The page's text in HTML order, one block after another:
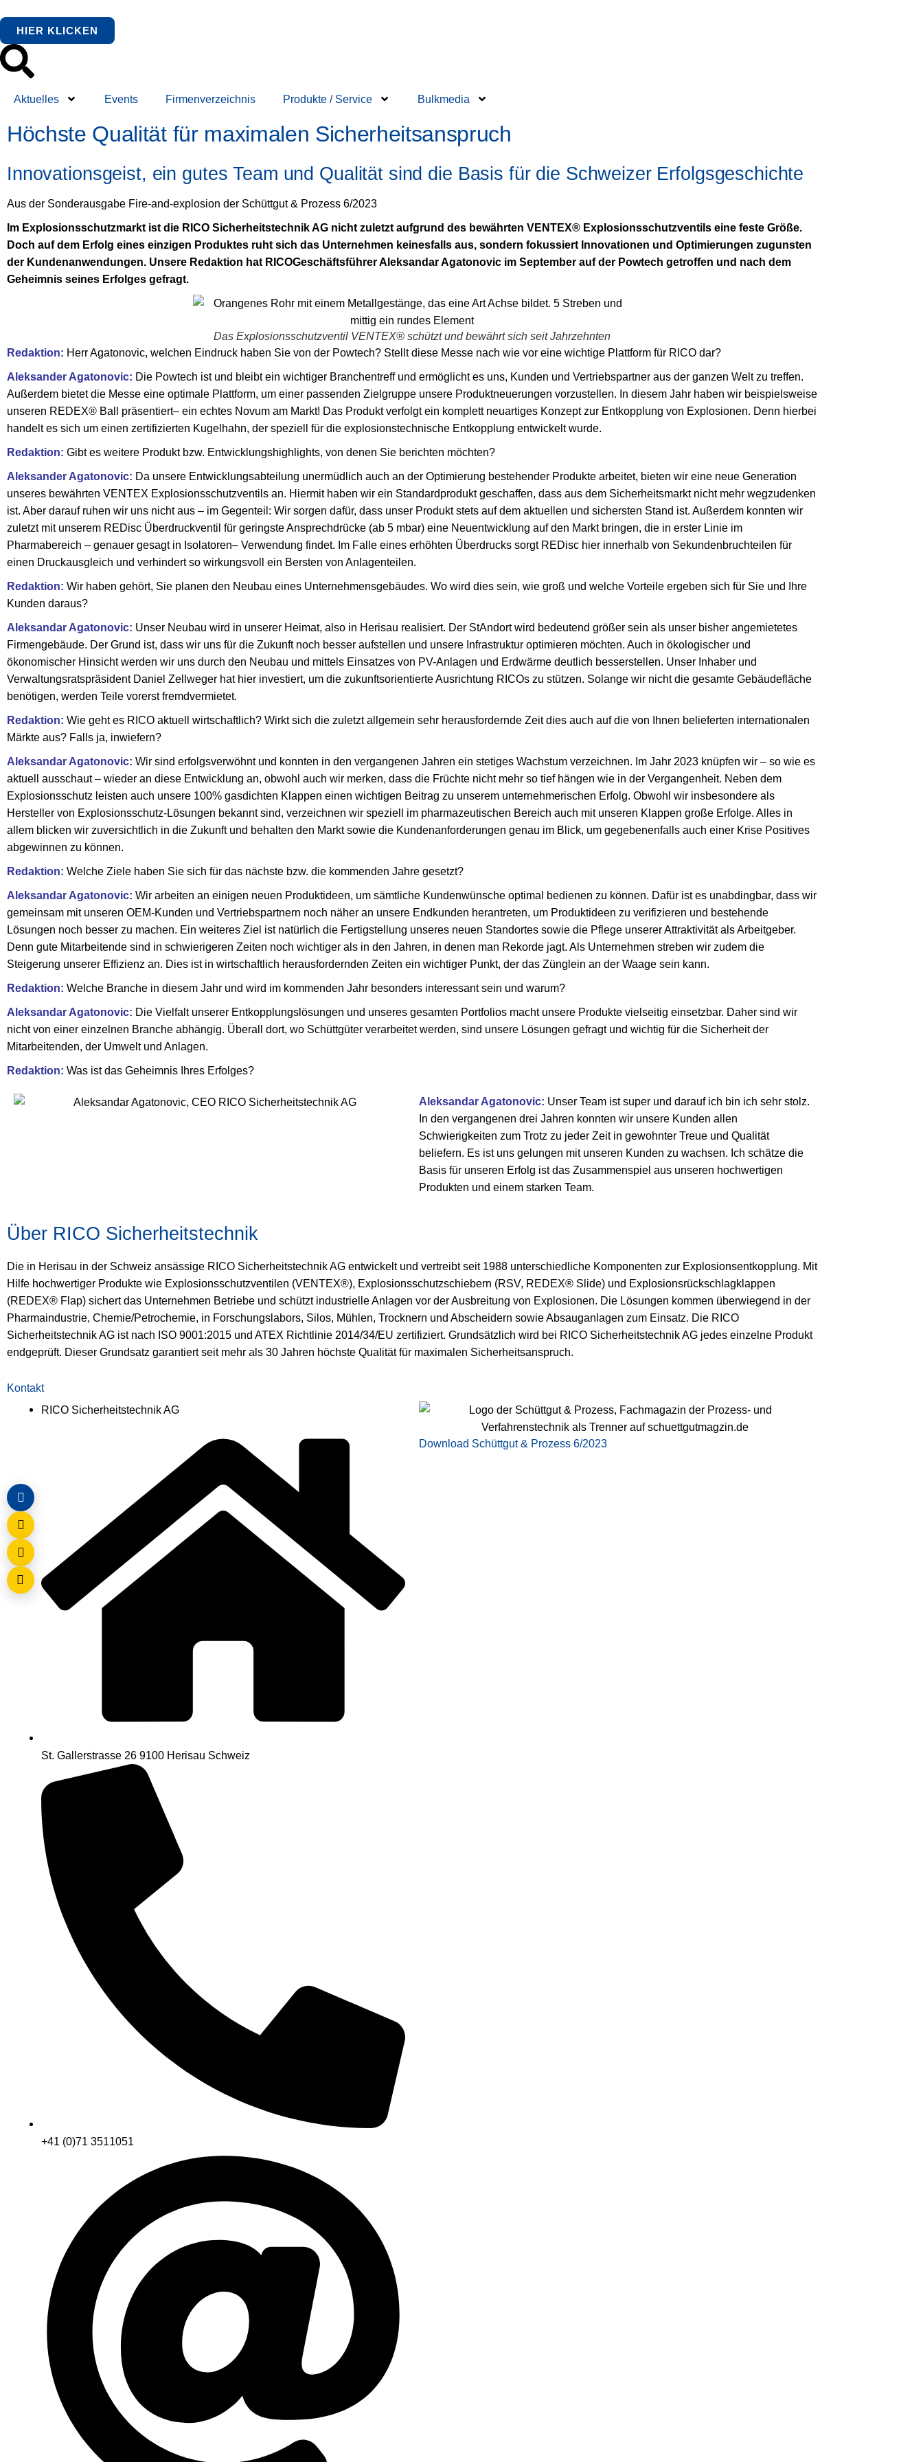
HIER KLICKEN
Aktuelles Events Firmenverzeichnis Produkte / Service Bulkmedia
Höchste Qualität für maximalen Sicherheitsanspruch
Innovationsgeist, ein gutes Team und Qualität sind die Basis für die Schweizer Erfolgsgeschichte
Aus der Sonderausgabe Fire-and-explosion der Schüttgut & Prozess 6/2023
Im Explosionsschutzmarkt ist die RICO Sicherheitstechnik AG nicht zuletzt aufgrund des bewährten VENTEX® Explosionsschutzventils eine feste Größe.
Doch auf dem Erfolg eines einzigen Produktes ruht sich das Unternehmen keinesfalls aus, sondern fokussiert Innovationen und Optimierungen zugunsten
der Kundenanwendungen. Unsere Redaktion hat RICOGeschäftsführer Aleksandar Agatonovic im September auf der Powtech getroffen und nach dem
Geheimnis seines Erfolges gefragt.
Das Explosionsschutzventil VENTEX® schützt und bewährt sich seit Jahrzehnten
Redaktion: Herr Agatonovic, welchen Eindruck haben Sie von der Powtech? Stellt diese Messe nach wie vor eine wichtige Plattform für RICO dar?
Aleksander Agatonovic: Die Powtech ist und bleibt ein wichtiger Branchentreff und ermöglicht es uns, Kunden und Vertriebspartner aus der ganzen Welt zu treffen.
Außerdem bietet die Messe eine optimale Plattform, um einer passenden Zielgruppe unsere Produktneuerungen vorzustellen. In diesem Jahr haben wir beispielsweise
unseren REDEX® Ball präsentiert– ein echtes Novum am Markt! Das Produkt verfolgt ein komplett neuartiges Konzept zur Entkopplung von Explosionen. Denn hierbei
handelt es sich um einen zertifizierten Kugelhahn, der speziell für die explosionstechnische Entkopplung entwickelt wurde.
Redaktion: Gibt es weitere Produkt bzw. Entwicklungshighlights, von denen Sie berichten möchten?
Aleksander Agatonovic: Da unsere Entwicklungsabteilung unermüdlich auch an der Optimierung bestehender Produkte arbeitet, bieten wir eine neue Generation
unseres bewährten VENTEX Explosionsschutzventils an. Hiermit haben wir ein Standardprodukt geschaffen, dass aus dem Sicherheitsmarkt nicht mehr wegzudenken
ist. Aber darauf ruhen wir uns nicht aus – im Gegenteil: Wir sorgen dafür, dass unser Produkt stets auf dem aktuellen und sichersten Stand ist. Außerdem konnten wir
zuletzt mit unserem REDisc Überdruckventil für geringste Ansprechdrücke (ab 5 mbar) eine Neuentwicklung auf den Markt bringen, die in erster Linie im
Pharmabereich – genauer gesagt in Isolatoren– Verwendung findet. Im Falle eines erhöhten Überdrucks sorgt REDisc hier innerhalb von Sekundenbruchteilen für
einen Druckausgleich und verhindert so wirkungsvoll ein Bersten von Anlagenteilen.
Redaktion: Wir haben gehört, Sie planen den Neubau eines Unternehmensgebäudes. Wo wird dies sein, wie groß und welche Vorteile ergeben sich für Sie und Ihre
Kunden daraus?
Aleksandar Agatonovic: Unser Neubau wird in unserer Heimat, also in Herisau realisiert. Der StAndort wird bedeutend größer sein als unser bisher angemietetes
Firmengebäude. Der Grund ist, dass wir uns für die Zukunft noch besser aufstellen und unsere Infrastruktur optimieren möchten. Auch in ökologischer und
ökonomischer Hinsicht werden wir uns durch den Neubau und mittels Einsatzes von PV-Anlagen und Erdwärme deutlich besserstellen. Unser Inhaber und
Verwaltungsratspräsident Daniel Zellweger hat hier investiert, um die zukunftsorientierte Ausrichtung RICOs zu stützen. Solange wir nicht die gesamte Gebäudefläche
benötigen, werden Teile vorerst fremdvermietet.
Redaktion: Wie geht es RICO aktuell wirtschaftlich? Wirkt sich die zuletzt allgemein sehr herausfordernde Zeit dies auch auf die von Ihnen belieferten internationalen
Märkte aus? Falls ja, inwiefern?
Aleksandar Agatonovic: Wir sind erfolgsverwöhnt und konnten in den vergangenen Jahren ein stetiges Wachstum verzeichnen. Im Jahr 2023 knüpfen wir – so wie es
aktuell ausschaut – wieder an diese Entwicklung an, obwohl auch wir merken, dass die Früchte nicht mehr so tief hängen wie in der Vergangenheit. Neben dem
Explosionsschutz leisten auch unsere 100% gasdichten Klappen einen wichtigen Beitrag zu unserem unternehmerischen Erfolg. Obwohl wir insbesondere als
Hersteller von Explosionsschutz-Lösungen bekannt sind, verzeichnen wir speziell im pharmazeutischen Bereich auch mit unseren Klappen große Erfolge. Alles in
allem blicken wir zuversichtlich in die Zukunft und behalten den Markt sowie die Kundenanforderungen genau im Blick, um gegebenenfalls auch einer Krise Positives
abgewinnen zu können.
Redaktion: Welche Ziele haben Sie sich für das nächste bzw. die kommenden Jahre gesetzt?
Aleksandar Agatonovic: Wir arbeiten an einigen neuen Produktideen, um sämtliche Kundenwünsche optimal bedienen zu können. Dafür ist es unabdingbar, dass wir
gemeinsam mit unseren OEM-Kunden und Vertriebspartnern noch näher an unsere Endkunden herantreten, um Produktideen zu verifizieren und bestehende
Lösungen noch besser zu machen. Ein weiteres Ziel ist natürlich die Fertigstellung unseres neuen Standortes sowie die Pflege unserer Attraktivität als Arbeitgeber.
Denn gute Mitarbeitende sind in schwierigeren Zeiten noch wichtiger als in den Jahren, in denen man Rekorde jagt. Als Unternehmen streben wir zudem die
Steigerung unserer Effizienz an. Dies ist in wirtschaftlich herausfordernden Zeiten ein wichtiger Punkt, der das Zünglein an der Waage sein kann.
Redaktion: Welche Branche in diesem Jahr und wird im kommenden Jahr besonders interessant sein und warum?
Aleksandar Agatonovic: Die Vielfalt unserer Entkopplungslösungen und unseres gesamten Portfolios macht unsere Produkte vielseitig einsetzbar. Daher sind wir
nicht von einer einzelnen Branche abhängig. Überall dort, wo Schüttgüter verarbeitet werden, sind unsere Lösungen gefragt und wichtig für die Sicherheit der
Mitarbeitenden, der Umwelt und Anlagen.
Redaktion: Was ist das Geheimnis Ihres Erfolges?
Aleksandar Agatonovic: Unser Team ist super und darauf ich bin ich sehr stolz.
In den vergangenen drei Jahren konnten wir unsere Kunden allen
Schwierigkeiten zum Trotz zu jeder Zeit in gewohnter Treue und Qualität
beliefern. Es ist uns gelungen mit unseren Kunden zu wachsen. Ich schätze die
Basis für unseren Erfolg ist das Zusammenspiel aus unseren hochwertigen
Produkten und einem starken Team.
Über RICO Sicherheitstechnik
Die in Herisau in der Schweiz ansässige RICO Sicherheitstechnik AG entwickelt und vertreibt seit 1988 unterschiedliche Komponenten zur Explosionsentkopplung. Mit
Hilfe hochwertiger Produkte wie Explosionsschutzventilen (VENTEX®), Explosionsschutzschiebern (RSV, REDEX® Slide) und Explosionsrückschlagklappen
(REDEX® Flap) sichert das Unternehmen Betriebe und schützt industrielle Anlagen vor der Ausbreitung von Explosionen. Die Lösungen kommen überwiegend in der
Pharmaindustrie, Chemie/Petrochemie, in Forschungslabors, Silos, Mühlen, Trocknern und Abscheidern sowie Absauganlagen zum Einsatz. Die RICO
Sicherheitstechnik AG ist nach ISO 9001:2015 und ATEX Richtlinie 2014/34/EU zertifiziert. Grundsätzlich wird bei RICO Sicherheitstechnik AG jedes einzelne Produkt
endgeprüft. Dieser Grundsatz garantiert seit mehr als 30 Jahren höchste Qualität für maximalen Sicherheitsanspruch.
Kontakt
RICO Sicherheitstechnik AG
St. Gallerstrasse 26 9100 Herisau Schweiz
+41 (0)71 3511051
Download Schüttgut & Prozess 6/2023